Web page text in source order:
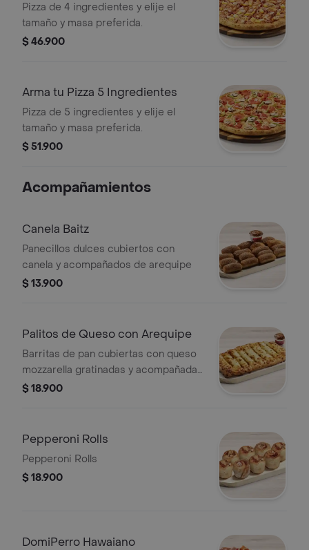
Pizza de 4 ingredientes y elije el
tamaño y masa preferida.
$ 46.900
Arma tu Pizza 5 Ingredientes
Pizza de 5 ingredientes y elije el
tamaño y masa preferida.
$ 51.900
Acompañamientos
Canela Baitz
Panecillos dulces cubiertos con
canela y acompañados de arequipe
$ 13.900
Palitos de Queso con Arequipe
Barritas de pan cubiertas con queso
mozzarella gratinadas y acompañadas
de arequipe
$ 18.900
Pepperoni Rolls
Pepperoni Rolls
$ 18.900
DomiPerro Hawaiano